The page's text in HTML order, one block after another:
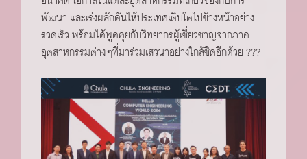
พัฒนา และเร่งผลักดันให้ประเทศเติบโตไปข้างหน้าอย่าง
รวดเร็ว พร้อมได้พูดคุยกับวิทยากรผู้เชี่ยวชาญจากภาค
อุตสาหกรรมต่างๆที่มาร่วมเสวนาอย่างใกล้ชิดอีกด้วย ???